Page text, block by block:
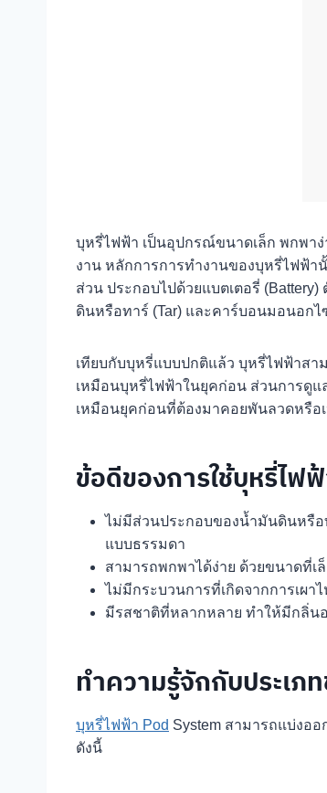
บุหรี่ไฟฟ้า เป็นอุปกรณ์ขนาดเล็ก พกพา
งาน หลักการการทำงานของบุหรี่ไฟฟ้า
ส่วน ประกอบไปด้วยแบตเตอรี่
ดินหรือทาร์ (Tar) และคาร์บอนมอนอกไ
เทียบกับบุหรี่แบบปกติแล้ว บุหรี่ไฟฟ้าสา
เหมือนบุหรี่ไฟฟ้าในยุคก่อน ส่วนการดูแ
เหมือนยุคก่อนที่ต้องมาคอยพันลวดหรือเ
ข้อดีของการใช้บุหรี่ไฟ
ไม่มีส่วนประกอบของน้ำมันดินหรือ
แบบธรรมดา
สามารถพกพาได้ง่าย ด้วยขนาดที่เ
ไม่มีกระบวนการที่เกิดจากการเผ
มีรสชาติที่หลากหลาย ทำให้มีกลิ่น
ทำความรู้จักกับประเภ
บุหรี่ไฟฟ้า Pod System สามารถแบ่งอ
ดังนี้